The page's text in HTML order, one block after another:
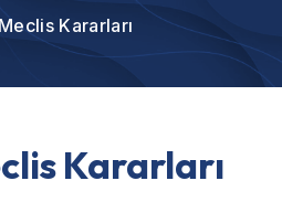
Kararları
Kararları